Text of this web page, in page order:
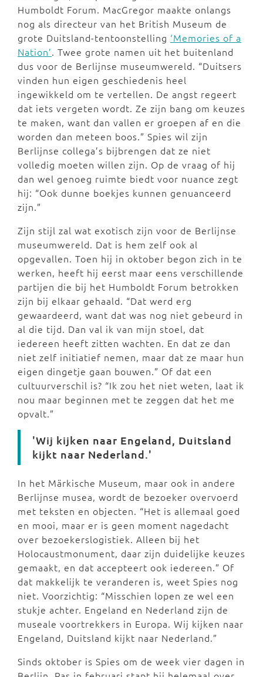
Humboldt Forum. MacGregor maakte onlangs
nog als directeur van het British Museum de
grote Duitsland-tentoonstelling ‘Memories of a
Nation’. Twee grote namen uit het buitenland
dus voor de Berlijnse museumwereld. “Duitsers
vinden hun eigen geschiedenis heel
ingewikkeld om te vertellen. De angst regeert
dat iets vergeten wordt. Ze zijn bang om keuzes
te maken, want dan vallen er groepen af en die
worden dan meteen boos.” Spies wil zijn
Berlijnse collega’s bijbrengen dat ze niet
volledig moeten willen zijn. Op de vraag of hij
dan wel genoeg ruimte biedt voor nuance zegt
hij: “Ook dunne boekjes kunnen genuanceerd
zijn.”
Zijn stijl zal wat exotisch zijn voor de Berlijnse
museumwereld. Dat is hem zelf ook al
opgevallen. Toen hij in oktober begon zich in te
werken, heeft hij eerst maar eens verschillende
partijen die bij het Humboldt Forum betrokken
zijn bij elkaar gehaald. “Dat werd erg
gewaardeerd, want dat was nog niet gebeurd in
al die tijd. Dan val ik van mijn stoel, dat
iedereen heeft zitten wachten. En dat ze dan
niet zelf initiatief nemen, maar dat ze maar hun
eigen dingetje gaan bouwen.” Of dat een
cultuurverschil is? “Ik zou het niet weten, laat ik
nou maar beginnen met te zeggen dat het me
opvalt.”
'Wij kijken naar Engeland, Duitsland
kijkt naar Nederland.'
In het Märkische Museum, maar ook in andere
Berlijnse musea, wordt de bezoeker overvoerd
met teksten en objecten. “Het is allemaal goed
en mooi, maar er is geen moment nagedacht
over bezoekerslogistiek. Alleen bij het
Holocaustmonument, daar zijn duidelijke keuzes
gemaakt, en dat accepteert ook iedereen.” Of
dat makkelijk te veranderen is, weet Spies nog
niet. Voorzichtig: “Misschien lopen ze wel een
stukje achter. Engeland en Nederland zijn de
museale voortrekkers in Europa. Wij kijken naar
Engeland, Duitsland kijkt naar Nederland.”
Sinds oktober is Spies om de week vier dagen in